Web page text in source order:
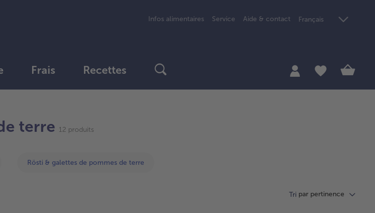
Infos alimentaires Service Aide & contact Français
Frais Recettes
avec
des
terre 12 produits
Rösti & galettes de pommes de terre
Tri par pertinence